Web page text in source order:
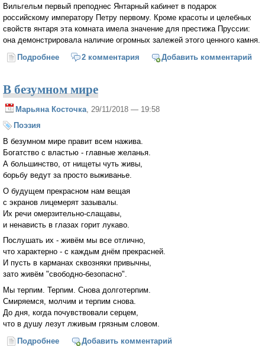
Вильгельм первый преподнес Янтарный кабинет в подарок
российскому императору Петру первому. Кроме красоты и целебных
свойств янтаря эта комната имела значение для престижа Пруссии:
она демонстрировала наличие огромных залежей этого ценного камня.
Подробнее о Янтарная комната и Мамонтовый зал
2 комментария Добавить комментарий
В безумном мире
Марьяна Косточка, 29/11/2018 — 19:58
Поэзия
В безумном мире правит всем нажива.
Богатство с властью - главные желанья.
А большинство, от нищеты чуть живы,
борьбу ведут за просто выживанье.
О будущем прекрасном нам вещая
с экранов лицемерят зазывалы.
Их речи омерзительно-слащавы,
и ненависть в глазах горит лукаво.
Послушать их - живём мы все отлично,
что характерно - с каждым днём прекрасней.
И пусть в карманах сквозняки привычны,
зато живём "свободно-безопасно".
Мы терпим. Терпим. Снова долготерпим.
Смиряемся, молчим и терпим снова.
До дня, когда почувствовали серцем,
что в душу лезут лживым грязным словом.
Подробнее о В безумном мире
Добавить комментарий